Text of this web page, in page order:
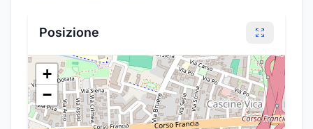
Posizione
+
−